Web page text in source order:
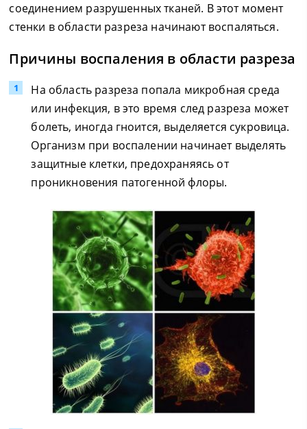
соединением разрушенных тканей. В этот момент
стенки в области разреза начинают воспаляться.
Причины воспаления в области разреза
На область разреза попала микробная среда
или инфекция, в это время след разреза может
болеть, иногда гноится, выделяется сукровица.
Организм при воспалении начинает выделять
защитные клетки, предохраняясь от
проникновения патогенной флоры.